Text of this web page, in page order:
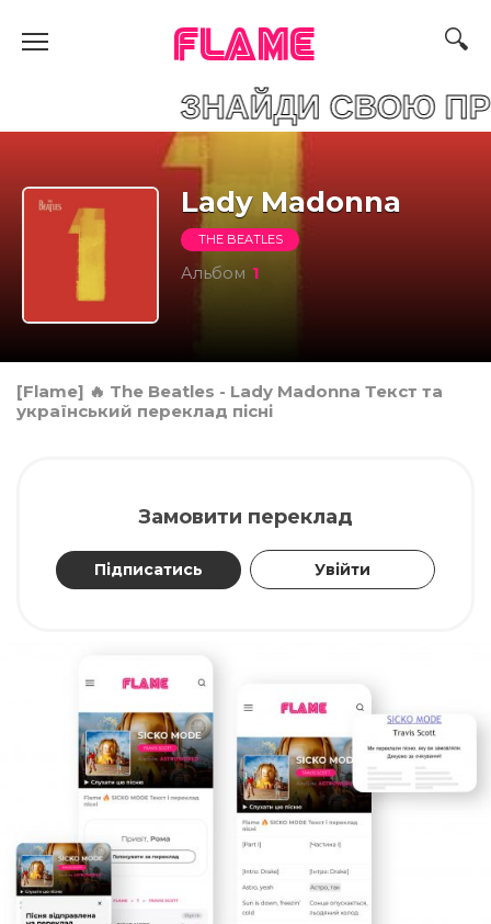
FLAME
ЗНАЙДИ СВОЮ
Lady Madonna
THE BEATLES
Альбом 1
[Flame] 🔥 The Beatles - Lady Madonna Текст та
український переклад пісні
Замовити переклад
Підписатись Увійти